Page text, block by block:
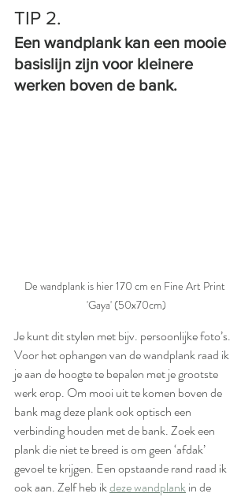
TIP 2.
Een wandplank kan een mooie
basislijn zijn voor kleinere
werken boven de bank.
De wandplank is hier 170 cm en Fine Art Print
'Gaya' (50x70cm)
Je kunt dit stylen met bijv. persoonlijke foto’s.
Voor het ophangen van de wandplank raad ik
je aan de hoogte te bepalen met je grootste
werk erop. Om mooi uit te komen boven de
bank mag deze plank ook optisch een
verbinding houden met de bank. Zoek een
plank die niet te breed is om geen ‘afdak’
gevoel te krijgen. Een opstaande rand raad ik
ook aan. Zelf heb ik deze wandplank in de